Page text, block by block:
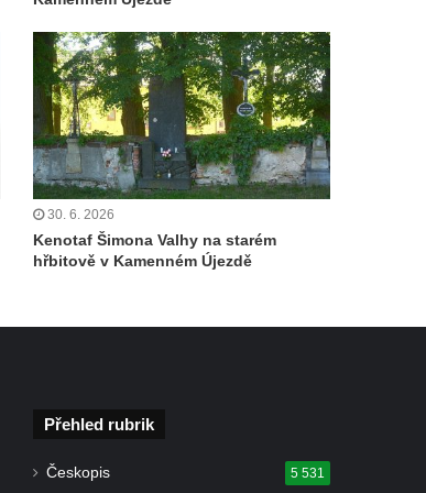
30. 6. 2026
Kenotaf Šimona Valhy na starém
hřbitově v Kamenném Újezdě
Přehled rubrik
Českopis 5 531